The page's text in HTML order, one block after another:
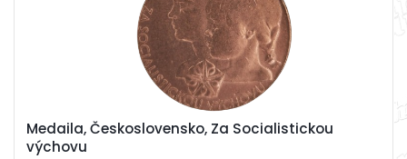
Medaila, Československo, Za Socialistickou
výchovu